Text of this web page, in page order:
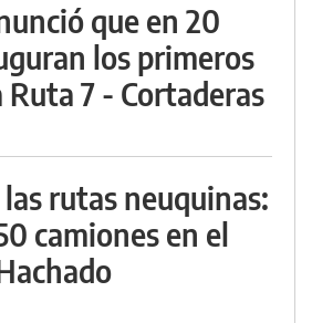
que en 20
los primeros
Ruta 7 - Cortaderas
las rutas neuquinas:
camiones en el